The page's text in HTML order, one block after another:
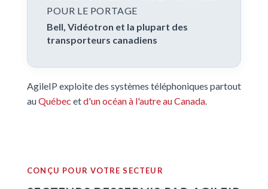
POUR LE PORTAGE
Bell, Vidéotron et la plupart des
transporteurs canadiens
AgileIP exploite des systèmes téléphoniques partout
auQuébec etd'un océan à l'autre au Canada.
CONÇU POUR VOTRE SECTEUR